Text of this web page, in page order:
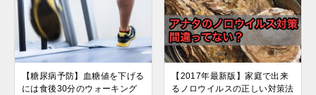
【糖尿病予防】血糖値を下げる
には食後30分のウォーキング
【2017年最新版】家庭で出来
るノロウイルスの正しい対策法